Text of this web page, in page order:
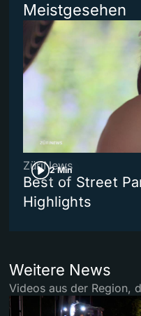
Meistgesehen
2 Min
ZüriNews
Best of Street
Highlights
Weitere News
Videos aus der Region,